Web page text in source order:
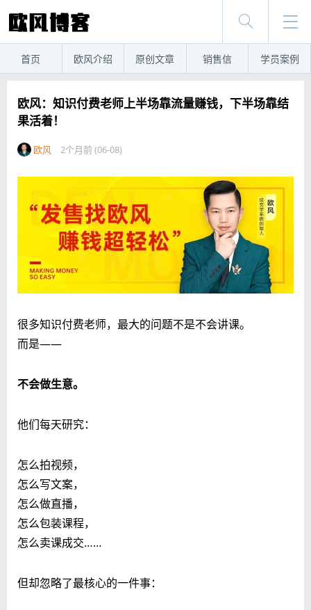
首页 欧风介绍 原创文章 销售信 学员案例
欧风：知识付费老师上半场靠流量赚钱，下半场靠结
果活着！
欧风 2个月前 (06-08)
很多知识付费老师，最大的问题不是不会讲课。
而是——
不会做生意。
他们每天研究：
怎么拍视频，
怎么写文案，
怎么做直播，
怎么包装课程，
怎么卖课成交……
但却忽略了最核心的一件事：